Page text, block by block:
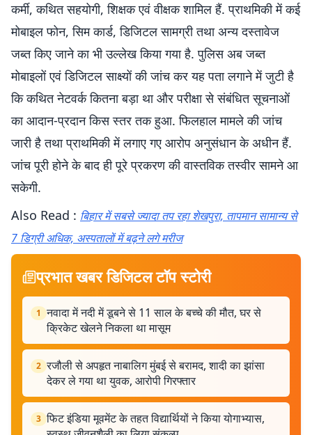
कर्मी, कथित सहयोगी, शिक्षक एवं वीक्षक शामिल हैं. प्राथमिकी में कई
मोबाइल फोन, सिम कार्ड, डिजिटल सामग्री तथा अन्य दस्तावेज
जब्त किए जाने का भी उल्लेख किया गया है. पुलिस अब जब्त
मोबाइलों एवं डिजिटल साक्ष्यों की जांच कर यह पता लगाने में जुटी है
कि कथित नेटवर्क कितना बड़ा था और परीक्षा से संबंधित सूचनाओं
का आदान-प्रदान किस स्तर तक हुआ. फिलहाल मामले की जांच
जारी है तथा प्राथमिकी में लगाए गए आरोप अनुसंधान के अधीन हैं.
जांच पूरी होने के बाद ही पूरे प्रकरण की वास्तविक तस्वीर सामने आ
सकेगी.
Also Read : बिहार में सबसे ज्यादा तप रहा शेखपुरा, तापमान सामान्य से
7 डिग्री अधिक, अस्पतालों में बढ़ने लगे मरीज
प्रभात खबर डिजिटल टॉप स्टोरी
1 नवादा में नदी में डूबने से 11 साल के बच्चे की मौत, घर से
क्रिकेट खेलने निकला था मासूम
2 रजौली से अपहृत नाबालिग मुंबई से बरामद, शादी का झांसा
देकर ले गया था युवक, आरोपी गिरफ्तार
3 फिट इंडिया मूवमेंट के तहत विद्यार्थियों ने किया योगाभ्यास,